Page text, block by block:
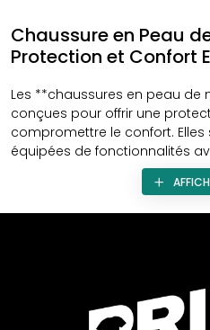
Chaussure en Peau
Protection et Confort
Les **chaussures en peau de
conçues pour offrir une
compromettre le confort.
équipées de fonctionnalités
**décharge électrostatique
Leur **semelle EVA